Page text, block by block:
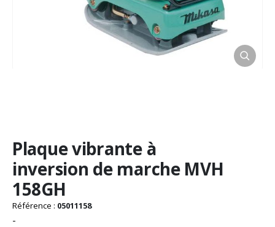
au
début
de
la
Galerie
d’images
Plaque vibrante à
inversion de marche MVH
158GH
Référence : 05011158
-